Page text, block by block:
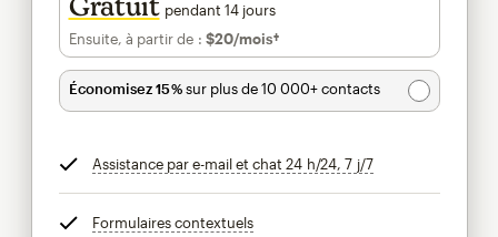
pendant 14 jours
Ensuite, à partir de : $20/mois†par mois†
Économisez 15 %sur plus de 10 000+ contacts
Assistance par e-mail et chat 24 h/24, 7 j/7infobulle
Formulaires contextuelsinfobulle